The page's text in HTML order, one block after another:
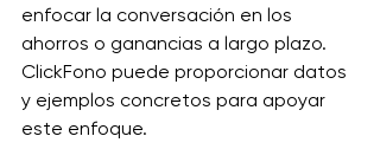
enfocar la conversación en los
ahorros o ganancias a largo plazo.
ClickFono puede proporcionar datos
y ejemplos concretos para apoyar
este enfoque.